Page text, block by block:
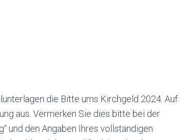
die Bitte ums Kirchgeld 2024. Auf
aus. Vermerken Sie dies bitte bei der
und den Angaben Ihres vollständigen